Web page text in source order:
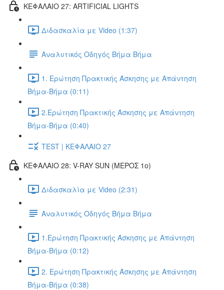
ΚΕΦΑΛΑΙΟ 27: ARTIFICIAL LIGHTS
Διδασκαλία με Video (1:37)
Αναλυτικός Οδηγός Βήμα Βήμα
1. Ερώτηση Πρακτικής Άσκησης με Απάντηση
Βήμα-Βήμα (0:11)
2.Ερώτηση Πρακτικής Άσκησης με Απάντηση
Βήμα-Βήμα (0:40)
TEST | ΚΕΦΑΛΑΙΟ 27
ΚΕΦΑΛΑΙΟ 28: V-RAY SUN (ΜΕΡΟΣ 1o)
Διδασκαλία με Video (2:31)
Αναλυτικός Οδηγός Βήμα Βήμα
1.Ερώτηση Πρακτικής Άσκησης με Απάντηση
Βήμα-Βήμα (0:12)
2. Ερώτηση Πρακτικής Άσκησης με Απάντηση
Βήμα-Βήμα (0:38)